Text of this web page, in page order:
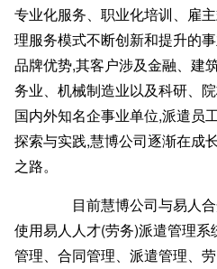
专业化服务、职业化培训、雇
理服务模式不断创新和提升的
品牌优势,其客户涉及金融、建
务业、机械制造业以及科研、
国内外知名企事业单位,派遣员
探索与实践,慧博公司逐渐在成
之路。
目前慧博公司与易人合
使用易人人才(劳务)派遣管理
管理、合同管理、派遣管理、